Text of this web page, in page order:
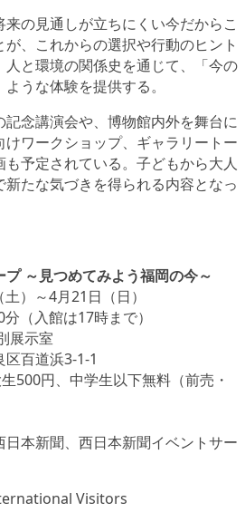
の見通しが立ちにくい今だからこ
、これからの選択や行動のヒント
と環境の関係史を通じて、「今の
うな体験を提供する。
念講演会や、博物館内外を舞台に
けワークショップ、ギャラリートー
も予定されている。子どもから大人
新たな気づきを得られる内容となっ
～見つめてみよう福岡の今～
）～4月21日（日）
（入館は17時まで）
展示室
百道浜3-1-1
500円、中学生以下無料（前売・
本新聞、西日本新聞イベントサー
Visitors